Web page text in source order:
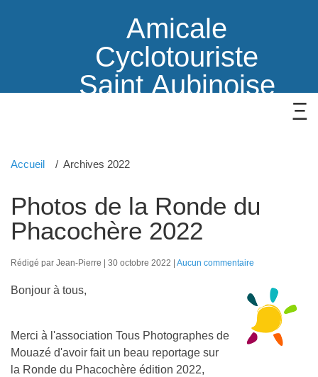
Amicale
Cyclotouriste
Saint Aubinoise
Accueil Archives 2022
Photos de la Ronde du
Phacochère 2022
Rédigé par Jean-Pierre 30 octobre 2022 Aucun commentaire
Bonjour à tous,
Merci à l'association Tous Photographes de
Mouazé d'avoir fait un beau reportage sur
la Ronde du Phacochère édition 2022,